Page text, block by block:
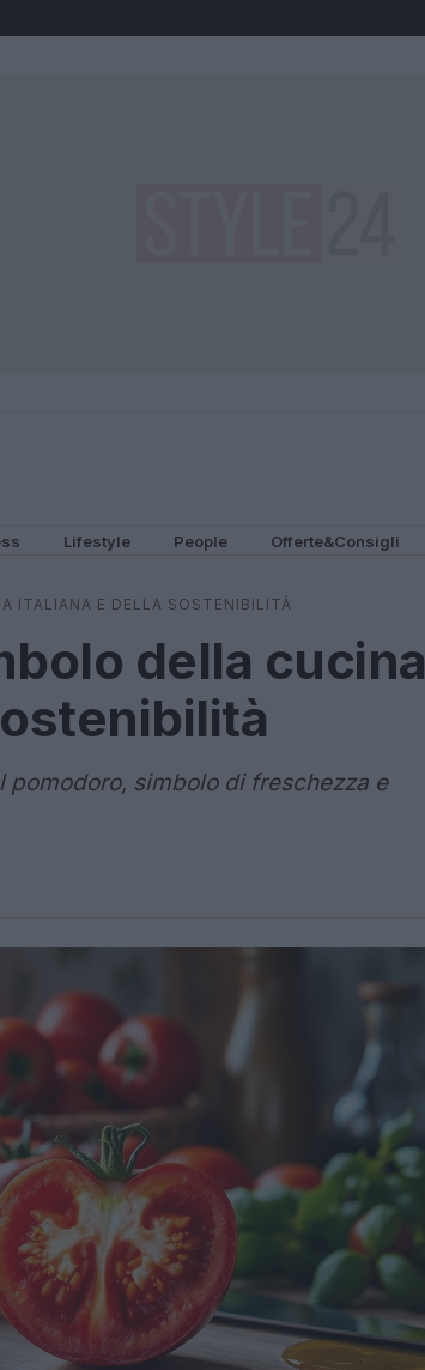
Lifestyle People Offerte&Consigli
ITALIANA E DELLA SOSTENIBILITÀ
della cucina
pomodoro, simbolo di freschezza e